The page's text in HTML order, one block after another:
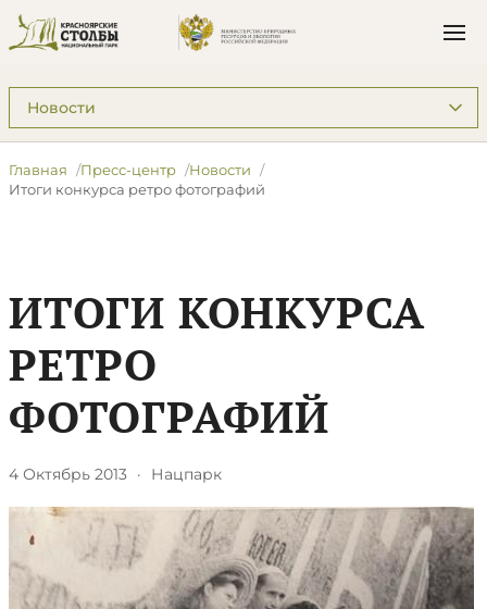
Подразделы: Пресс-центр
Главная Пресс-центр
Новости
Итоги конкурса ретро фотографий
ИТОГИ КОНКУРСА
РЕТРО
ФОТОГРАФИЙ
4 Октябрь 2013 · Нацпарк